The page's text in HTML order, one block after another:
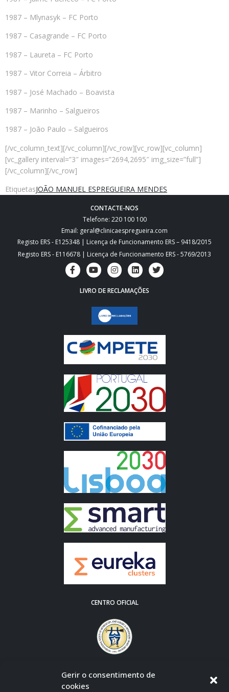
Gerir o consentimento de
cookies
1987 – Mlynasyk – FC Porto
1987 – Casagrande – FC Porto
1987 – Laureta – FC Porto
1987 – Vitor Correia – Árbitro
1987 – José Machado – Boavista
1987 – Marinho – Salgueiros
1987 – João Paulo – Salgueiros
[/vc_column_text][/vc_column][/vc_row][vc_row][vc_column]
[vc_gallery interval=”3″ images=”2694,2695″ img_size=”full”]
[/vc_column][/vc_row]
EtiquetasJOÃO MANUEL ESPREGUEIRA MENDES
CONTACTE-NOS
Telefone: 220 100 100
Email: geral@clinicaespregueira.com
Registo ERS - E125348 | Licença de Funcionamento ERS – 9418/2015
Registo ERS - E116678 | Licença de Funcionamento ERS - 5769/2013
LIVRO DE RECLAMAÇÕES
CENTRO OFICIAL